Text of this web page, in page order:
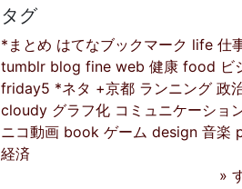
タグ
*まとめ はてなブックマーク life 仕
tumblr blog fine web 健康 food ビ
friday5 *ネタ +京都 ランニング 政
cloudy グラフ化 コミュニケーショ
ニコ動画 book ゲーム design 音楽
経済
»